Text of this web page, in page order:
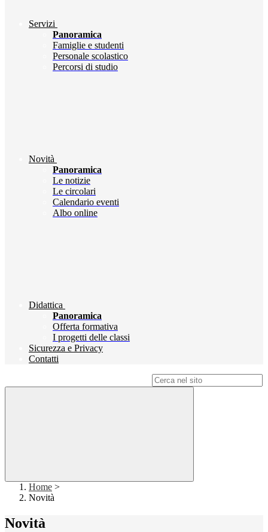
Servizi
Panoramica
Famiglie e studenti
Personale scolastico
Percorsi di studio
Novità
Panoramica
Le notizie
Le circolari
Calendario eventi
Albo online
Didattica
Panoramica
Offerta formativa
I progetti delle classi
Sicurezza e Privacy
Contatti
Home >
Novità
Novità